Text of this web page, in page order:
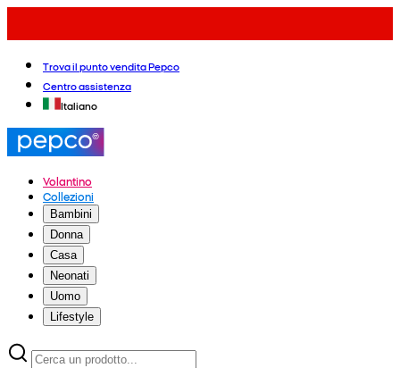
Trova il punto vendita Pepco
Centro assistenza
Italiano
Volantino
Collezioni
Bambini
Donna
Casa
Neonati
Uomo
Lifestyle